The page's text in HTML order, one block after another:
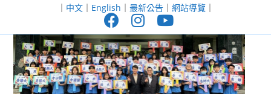
至
｜ 中文｜ English ｜ 最新公告｜ 網站導覽｜